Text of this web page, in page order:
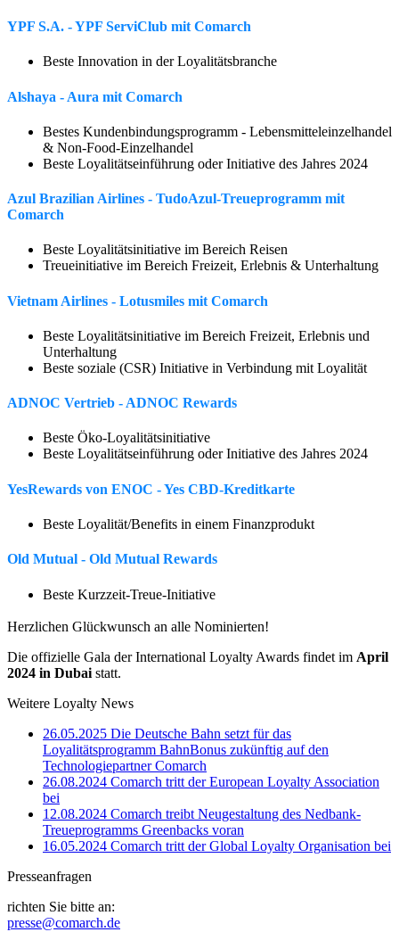
YPF S.A. - YPF ServiClub mit Comarch
Beste Innovation in der Loyalitätsbranche
Alshaya - Aura mit Comarch
Bestes Kundenbindungsprogramm - Lebensmitteleinzelhandel
& Non-Food-Einzelhandel
Beste Loyalitätseinführung oder Initiative des Jahres 2024
Azul Brazilian Airlines - TudoAzul-Treueprogramm mit
Comarch
Beste Loyalitätsinitiative im Bereich Reisen
Treueinitiative im Bereich Freizeit, Erlebnis & Unterhaltung
Vietnam Airlines - Lotusmiles mit Comarch
Beste Loyalitätsinitiative im Bereich Freizeit, Erlebnis und
Unterhaltung
Beste soziale (CSR) Initiative in Verbindung mit Loyalität
ADNOC Vertrieb - ADNOC Rewards
Beste Öko-Loyalitätsinitiative
Beste Loyalitätseinführung oder Initiative des Jahres 2024
YesRewards von ENOC - Yes CBD-Kreditkarte
Beste Loyalität/Benefits in einem Finanzprodukt
Old Mutual - Old Mutual Rewards
Beste Kurzzeit-Treue-Initiative
Herzlichen Glückwunsch an alle Nominierten!
Die offizielle Gala der International Loyalty Awards findet im April
2024 in Dubai statt.
Weitere Loyalty News
26.05.2025 Die Deutsche Bahn setzt für das
Loyalitätsprogramm BahnBonus zukünftig auf den
Technologiepartner Comarch
26.08.2024 Comarch tritt der European Loyalty Association
bei
12.08.2024 Comarch treibt Neugestaltung des Nedbank-
Treueprogramms Greenbacks voran
16.05.2024 Comarch tritt der Global Loyalty Organisation bei
Presseanfragen
richten Sie bitte an:
presse@comarch.de